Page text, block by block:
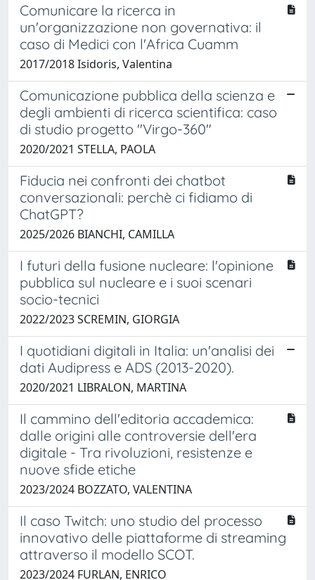
Comunicare la ricerca in
un'organizzazione non governativa: il
caso di Medici con l'Africa Cuamm
2017/2018 Isidoris, Valentina
Comunicazione pubblica della scienza e
degli ambienti di ricerca scientifica: caso
di studio progetto "Virgo-360"
2020/2021 STELLA, PAOLA
Fiducia nei confronti dei chatbot
conversazionali: perchè ci fidiamo di
ChatGPT?
2025/2026 BIANCHI, CAMILLA
I futuri della fusione nucleare: l'opinione
pubblica sul nucleare e i suoi scenari
socio-tecnici
2022/2023 SCREMIN, GIORGIA
I quotidiani digitali in Italia: un'analisi dei
dati Audipress e ADS (2013-2020).
2020/2021 LIBRALON, MARTINA
Il cammino dell'editoria accademica:
dalle origini alle controversie dell'era
digitale - Tra rivoluzioni, resistenze e
nuove sfide etiche
2023/2024 BOZZATO, VALENTINA
Il caso Twitch: uno studio del processo
innovativo delle piattaforme di streaming
attraverso il modello SCOT.
2023/2024 FURLAN, ENRICO